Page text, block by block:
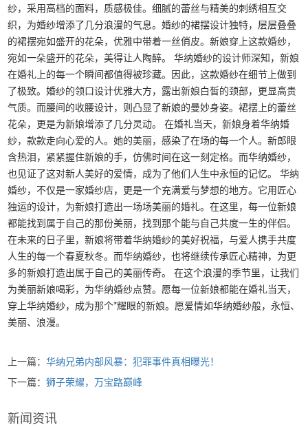
纱，采用高档的面料，质感极佳。细腻的蕾丝与精美的刺绣相互交
织，为婚纱增添了几分浪漫的气息。婚纱的裙摆设计独特，层层叠叠
的裙摆宛如盛开的花朵，优雅中带着一丝俏皮。新娘穿上这款婚纱，
宛如一朵盛开的花朵，美得让人陶醉。 华纳婚纱的设计师深知，新娘
在婚礼上的每一个瞬间都值得被珍藏。因此，这款婚纱在细节上做到
了极致。婚纱的领口设计优雅大方，露出新娘白皙的颈部，更显高贵
气质。而腰间的收腰设计，则凸显了新娘的曼妙身姿。裙摆上的蕾丝
花朵，更是为新娘增添了几分灵动。 在婚礼当天，新娘身着华纳婚
纱，款款走向心爱的人。她的美丽，感染了在场的每一个人。新郎眼
含热泪，紧紧握住新娘的手，仿佛时间在这一刻定格。而华纳婚纱，
也见证了这对新人美好的爱情，成为了他们人生中永恒的记忆。 华纳
婚纱，不仅是一家婚纱店，更是一个充满爱与梦想的地方。它用匠心
独运的设计，为新娘打造出一场场美丽的婚礼。在这里，每一位新娘
都能找到属于自己的那份美丽，找到那个能与自己共度一生的伴侣。
在未来的日子里，新娘将带着华纳婚纱的美好祝福，与爱人携手共度
人生的每一个春夏秋冬。而华纳婚纱，也将继续传承匠心精神，为更
多的新娘打造出属于自己的美丽传奇。 在这个浪漫的季节里，让我们
为美丽新娘喝彩，为华纳婚纱点赞。愿每一位新娘都能在婚礼当天，
穿上华纳婚纱，成为那个*耀眼的新娘。愿爱情如华纳婚纱般，永恒、
美丽、浪漫。
上一篇：华纳兄弟内部风暴：犯罪事件真相曝光！
下一篇：狮子荣耀，万宝路巅峰
新闻资讯